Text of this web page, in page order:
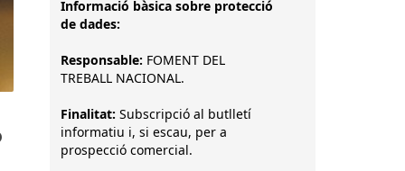
Informació bàsica sobre protecció
de dades:
Responsable: FOMENT DEL
TREBALL NACIONAL.
Finalitat: Subscripció al butlletí
informatiu i, si escau, per a
prospecció comercial.